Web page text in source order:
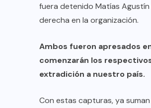
fuera detenido Matías Agustín
derecha en la organización.
Ambos fueron apresados
comenzarán los
extradición a nuestro país.
Con estas capturas, ya